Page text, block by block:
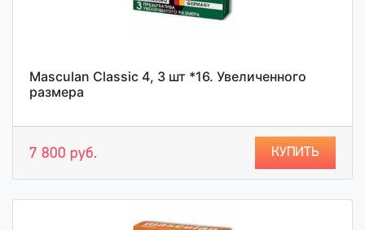
Masculan Classic 4, 3 шт *16. Увеличенного
размера
7 800 руб. КУПИТЬ